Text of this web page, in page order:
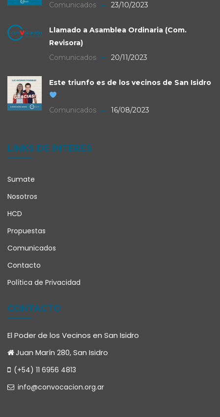
CONTACTO
El Poder de los Vecinos en San Isidro
Juan Marín 280, San Isidro
(+54) 11 6956 4813
info@convocacion.org.ar
LINKS DE INTERES
Sumate
Nosotros
HCD
Propuestas
Comunicados
Contacto
Política de Privacidad
Comunicados
23/10/2023
Llamado a Asamblea Ordinaria (Com.
Revisora)
Comunicados
20/11/2023
Este triunfo es de los vecinos de San Isidro
Comunicados 16/08/2023